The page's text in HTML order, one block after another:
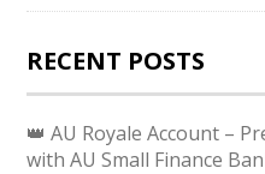
RECENT POSTS
👑 AU Royale Account –
with AU Small Finance